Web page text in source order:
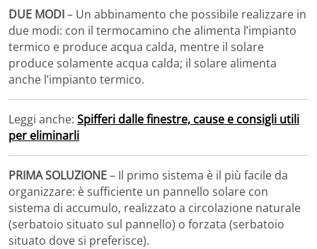
DUE MODI– Un abbinamento che possibile realizzare in
due modi: con il termocamino che alimenta l’impianto
termico e produce acqua calda, mentre il solare
produce solamente acqua calda; il solare alimenta
anche l’impianto termico.
Leggi anche: Spifferi dalle finestre, cause e consigli utili
per eliminarli
PRIMA SOLUZIONE– Il primo sistema è il più facile da
organizzare: è sufficiente un pannello solare con
sistema di accumulo, realizzato a circolazione naturale
(serbatoio situato sul pannello) o forzata (serbatoio
situato dove si preferisce).